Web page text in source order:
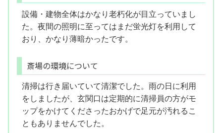
設備・建物全体はかなり老朽化が目立っていまし
た。夜間の照明に至ってはまだ蛍光灯を利用して
おり、かなり薄暗かったです。
斎場の環境について
清掃は行き届いていて清潔でした。雨の日に利用
をしましたが、玄関口は定期的に清掃員の方がモ
ップをかけてくださったおかげで足元が汚れるこ
ともありませんでした。